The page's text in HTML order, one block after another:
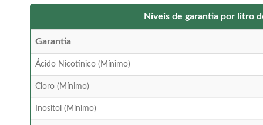
Níveis de garantia por litro
Garantia
Ácido Nicotínico (Mínimo)
Cloro (Mínimo)
Inositol (Mínimo)